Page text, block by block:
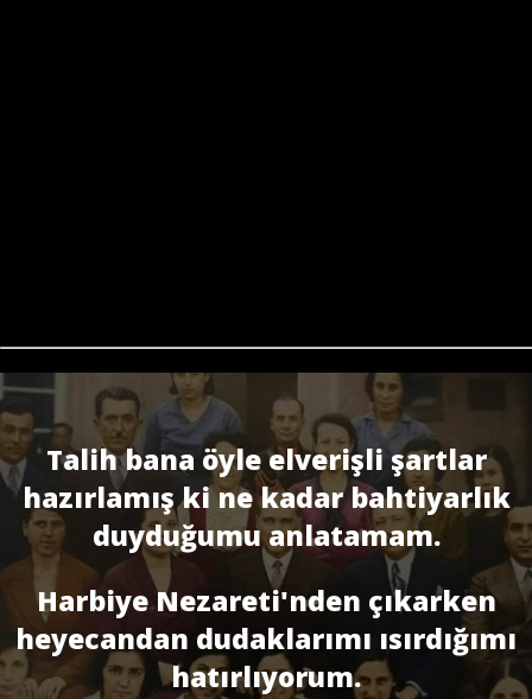
Talih bana öyle elverişli şartlar
hazırlamış ki ne kadar bahtiyarlık
duyduğumu anlatamam.
Harbiye Nezareti'nden çıkarken
heyecandan dudaklarımı ısırdığımı
hatırlıyorum.